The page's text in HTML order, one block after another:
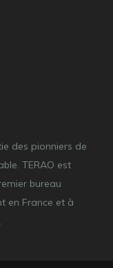
des pionniers de
TERAO est
bureau
en France et à